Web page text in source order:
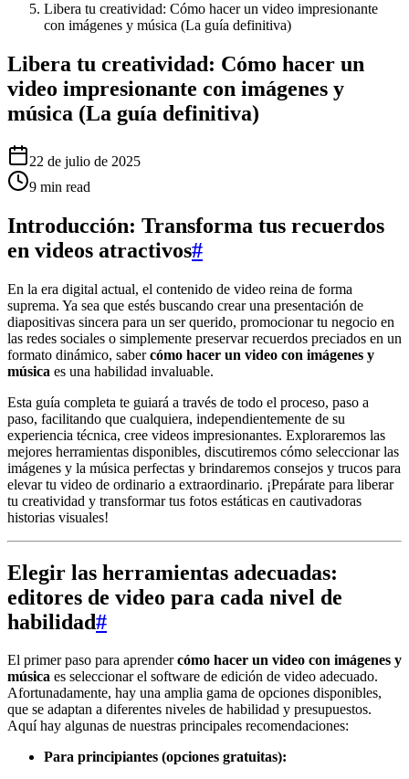
Libera tu creatividad: Cómo hacer un video impresionante
con imágenes y música (La guía definitiva)
Libera tu creatividad: Cómo hacer un
video impresionante con imágenes y
música (La guía definitiva)
22 de julio de 2025
9 min read
Introducción: Transforma tus recuerdos
en videos atractivos#
En la era digital actual, el contenido de video reina de forma
suprema. Ya sea que estés buscando crear una presentación de
diapositivas sincera para un ser querido, promocionar tu negocio en
las redes sociales o simplemente preservar recuerdos preciados en un
formato dinámico, sabercómo hacer un video con imágenes y
música es una habilidad invaluable.
Esta guía completa te guiará a través de todo el proceso, paso a
paso, facilitando que cualquiera, independientemente de su
experiencia técnica, cree videos impresionantes. Exploraremos las
mejores herramientas disponibles, discutiremos cómo seleccionar las
imágenes y la música perfectas y brindaremos consejos y trucos para
elevar tu video de ordinario a extraordinario. ¡Prepárate para liberar
tu creatividad y transformar tus fotos estáticas en cautivadoras
historias visuales!
Elegir las herramientas adecuadas:
editores de video para cada nivel de
habilidad#
El primer paso para aprendercómo hacer un video con imágenes y
música es seleccionar el software de edición de video adecuado.
Afortunadamente, hay una amplia gama de opciones disponibles,
que se adaptan a diferentes niveles de habilidad y presupuestos.
Aquí hay algunas de nuestras principales recomendaciones:
Para principiantes (opciones gratuitas):